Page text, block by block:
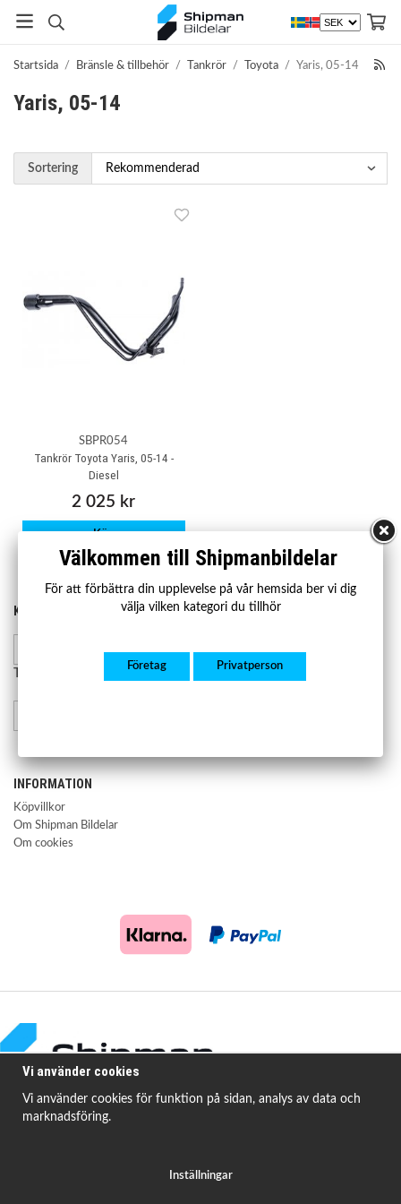
Startsida / Bränsle & tillbehör / Tankrör / Toyota / Yaris, 05-14
Yaris, 05-14
Sortering
SBPR054
Tankrör Toyota Yaris, 05-14 -
Diesel
2 025 kr
Köp
KONTAKTA OSS
Mån-fre 07.00-17.00
HANDLA
Lager och leverans
Retur och reklamation
INFORMATION
Köpvillkor
Om Shipman Bildelar
Om cookies
vanligt förekommande fordonsproblem.
Välkommen till Shipmanbildelar
För att förbättra din upplevelse på vår hemsida ber vi dig
välja vilken kategori du tillhör
Företag Privatperson
Vi använder cookies
Vi använder cookies för funktion på sidan, analys av data och
marknadsföring.
Inställningar